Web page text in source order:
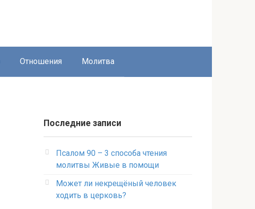
Отношения Молитва
Последние записи
Псалом 90 – 3 способа чтения
молитвы Живые в помощи
Может ли некрещёный человек
ходить в церковь?